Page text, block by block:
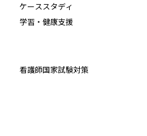
ケーススタディ
学習・健康支援
看護師国家試験対策